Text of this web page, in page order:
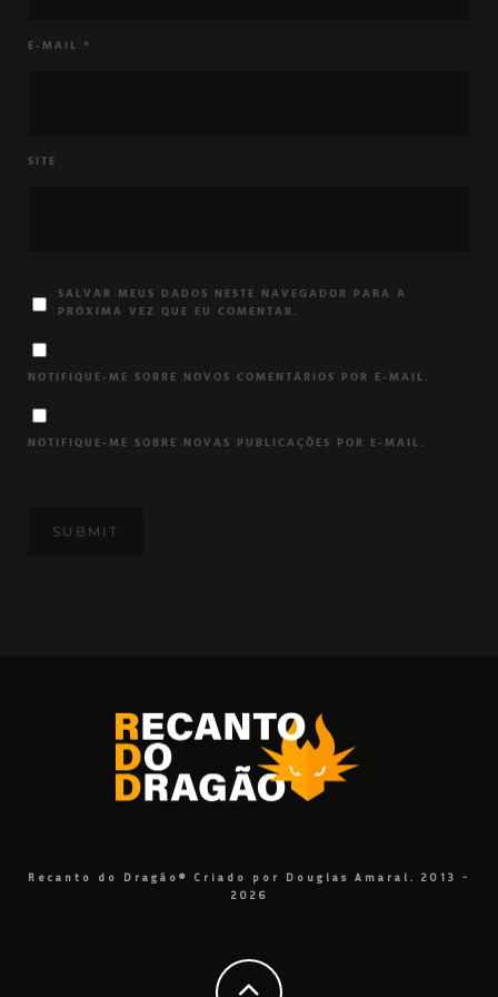
E-MAIL *
SITE
SALVAR MEUS DADOS NESTE NAVEGADOR PARA A
PRÓXIMA VEZ QUE EU COMENTAR.
NOTIFIQUE-ME SOBRE NOVOS COMENTÁRIOS POR E-MAIL.
NOTIFIQUE-ME SOBRE NOVAS PUBLICAÇÕES POR E-MAIL.
Recanto do Dragão® Criado por Douglas Amaral. 2013 -
2026